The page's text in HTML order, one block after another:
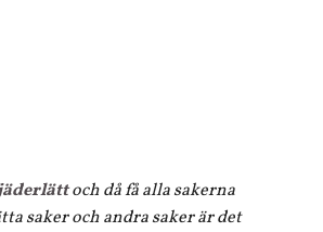
och då få alla sakerna
saker och andra saker är det